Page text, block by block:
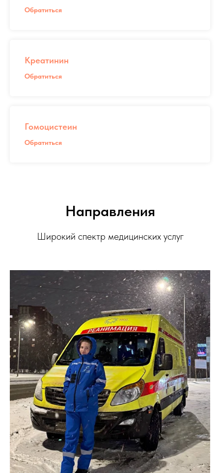
Обратиться
Креатинин
Обратиться
Гомоцистеин
Обратиться
Направления
Широкий спектр медицинских услуг